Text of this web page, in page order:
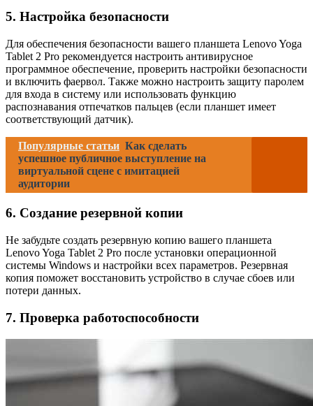
5. Настройка безопасности
Для обеспечения безопасности вашего планшета Lenovo Yoga
Tablet 2 Pro рекомендуется настроить антивирусное
программное обеспечение, проверить настройки безопасности
и включить фаервол. Также можно настроить защиту паролем
для входа в систему или использовать функцию
распознавания отпечатков пальцев (если планшет имеет
соответствующий датчик).
Популярные статьи Как сделать
успешное публичное выступление на
виртуальной сцене с имитацией
аудитории
6. Создание резервной копии
Не забудьте создать резервную копию вашего планшета
Lenovo Yoga Tablet 2 Pro после установки операционной
системы Windows и настройки всех параметров. Резервная
копия поможет восстановить устройство в случае сбоев или
потери данных.
7. Проверка работоспособности